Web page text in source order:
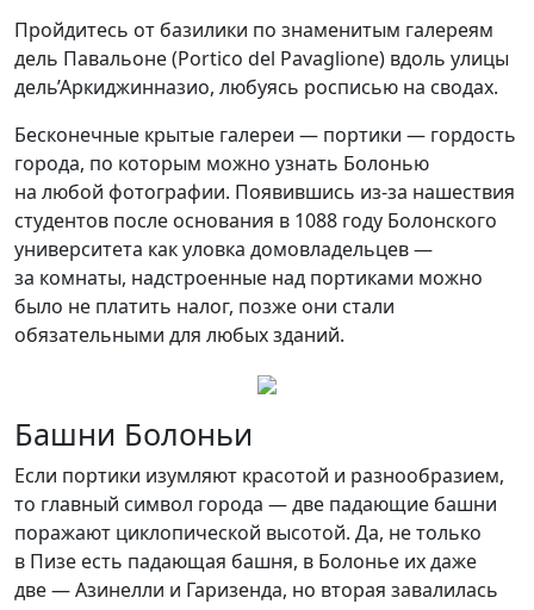
Пройдитесь от базилики по знаменитым галереям
дель Павальоне (Portico del Pavaglione) вдоль улицы
дель’Аркиджинназио, любуясь росписью на сводах.
Бесконечные крытые галереи — портики — гордость
города, по которым можно узнать Болонью
на любой фотографии. Появившись из-за нашествия
студентов после основания в 1088 году Болонского
университета как уловка домовладельцев —
за комнаты, надстроенные над портиками можно
было не платить налог, позже они стали
обязательными для любых зданий.
Башни Болоньи
Если портики изумляют красотой и разнообразием,
то главный символ города — две падающие башни
поражают циклопической высотой. Да, не только
в Пизе есть падающая башня, в Болонье их даже
две — Азинелли и Гаризенда, но вторая завалилась